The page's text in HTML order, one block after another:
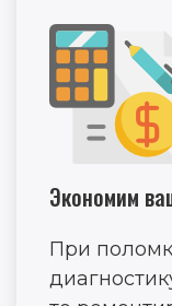
Экономим
При